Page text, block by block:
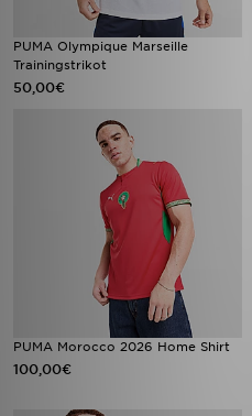
PUMA Olympique Marseille
Trainingstrikot
50,00€
PUMA Morocco 2026 Home Shirt
100,00€